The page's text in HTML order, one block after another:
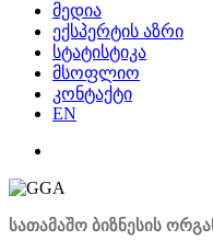
მედია
ექსპერტის აზრი
სტატისტიკა
მსოფლიო
კონტაქტი
EN
სათამაშო ბიზნესის